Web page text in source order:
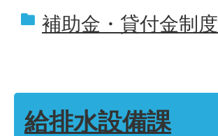
補助金・貸付金制度
給排水設備課